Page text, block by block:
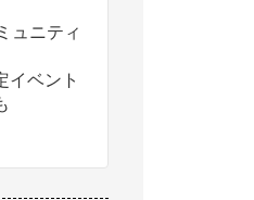
ュニティ
イベント